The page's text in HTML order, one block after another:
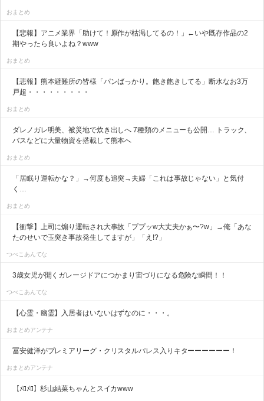
おまとめ
【悲報】アニメ業界「助けて！原作が枯渇してるの！」←いや既存作品の2
期やったら良いよね？www
おまとめ
【悲報】熊本避難所の皆様「パンばっかり。飽き飽きしてる」断水なお3万
戸超・・・・・・・・・
おまとめ
ダレノガレ明美、被災地で炊き出しへ 7種類のメニューも公開… トラック、
バスなどに大量物資を搭載して熊本へ
おまとめ
「居眠り運転かな？」→何度も追突→夫婦「これは事故じゃない」と気付
く…
おまとめ
【衝撃】上司に煽り運転され大事故「ププッw大丈夫かぁ〜?w」→俺「あな
たのせいで玉突き事故発生してますが」「え!?」
つべこあんてな
3歳女児が開くガレージドアにつかまり宙づりになる危険な瞬間！！
つべこあんてな
【心霊・幽霊】入居者はいないはずなのに・・・。
おまとめアンテナ
冨安健洋がプレミアリーグ・クリスタルパレス入りキターーーーーー！
おまとめアンテナ
【ﾒﾛﾒﾛ】杉山結菜ちゃんとスイカwww